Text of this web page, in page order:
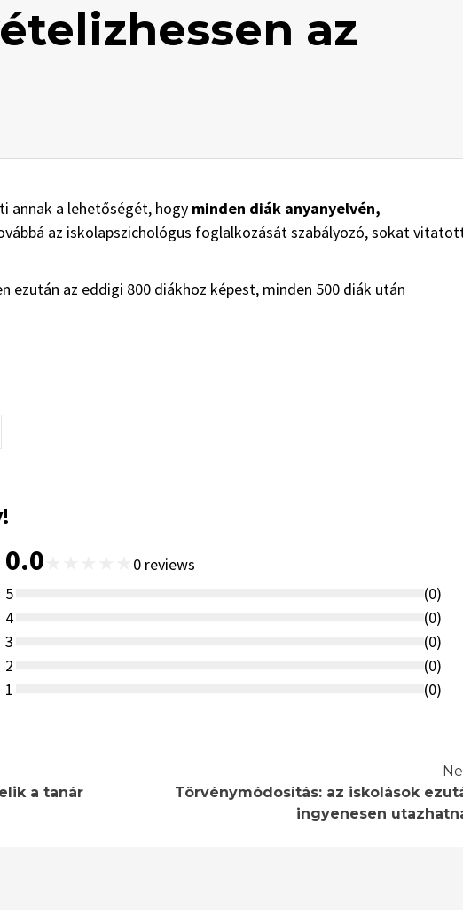
az
annak a lehetőségét, hogy minden diák anyanyelvén,
az iskolapszichológus foglalkozását szabályozó, sokat
ezután az eddigi 800 diákhoz képest, minden 500 diák után
0.0 0 reviews
5
(0)
4
(0)
3
(0)
2
(0)
1
(0)
a tanár
Törvénymódosítás: az iskolások
ingyenesen